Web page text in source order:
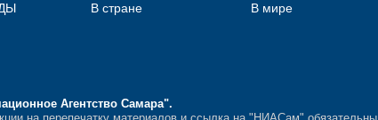
В стране В мире
Агентство Самара".